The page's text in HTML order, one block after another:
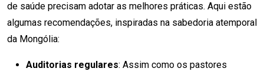
de saúde precisam adotar as melhores práticas. Aqui estão
algumas recomendações, inspiradas na sabedoria atemporal
da Mongólia:
Auditorias regulares: Assim como os pastores